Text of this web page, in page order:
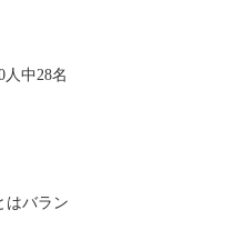
中28名
はバラン